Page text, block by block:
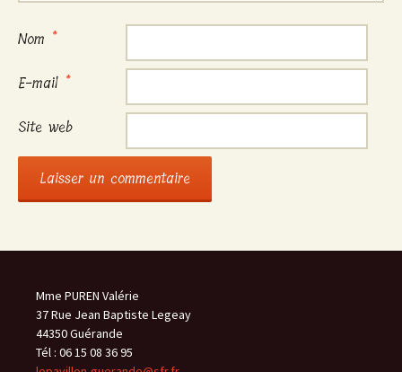
Nom *
E-mail *
Site web
Mme PUREN Valérie
37 Rue Jean Baptiste Legeay
44350 Guérande
Tél : 06 15 08 36 95